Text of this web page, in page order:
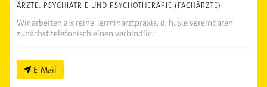
ÄRZTE: PSYCHIATRIE UND PSYCHOTHERAPIE (FACHÄRZTE)
Wir arbeiten als reine Terminarztpraxis, d. h. Sie vereinbaren
zunächst telefonisch einen verbindlic...
E-Mail